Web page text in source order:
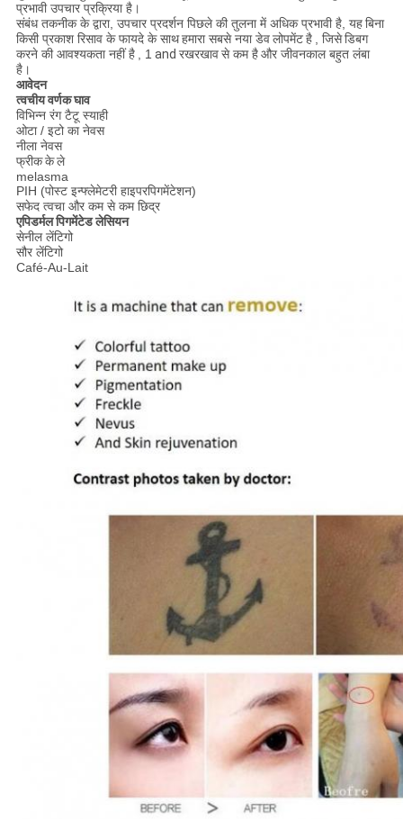
प्रभावी उपचार प्रक्रिया है।
संबंध तकनीक के द्वारा, उपचार प्रदर्शन पिछले की तुलना में अधिक प्रभावी है, यहबिना
किसी प्रकाश रिसाव के फायदे के साथहमारा सबसे नया डेवलोपमेंटहै , जिसेडिबग
करने की आवश्यकता नहीं है , 1 and रखरखावसे कम हैऔर जीवनकाल बहुत लंबा
है।
आवेदन
त्वचीय वर्णक घाव
विभिन्न रंग टैटू स्याही
ओटा / इटो का नेवस
नीला नेवस
फ्रीककेले
melasma
PIH (पोस्ट इन्फ्लेमेटरी हाइपरपिगमेंटेशन)
सफेद त्वचा और कम से कम छिद्र
एपिडर्मल पिगमेंटेड लेसियन
सेनील लेंटिगो
सौर लेंटिगो
Café-Au-Lait